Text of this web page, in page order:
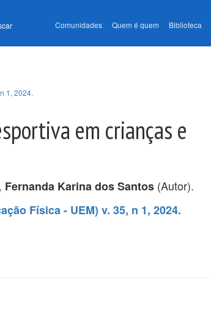
Comunidades Quem é quem Biblioteca
1, 2024.
em crianças e
, Fernanda Karina dos Santos (Autor).
Física - UEM) v. 35, n 1, 2024.